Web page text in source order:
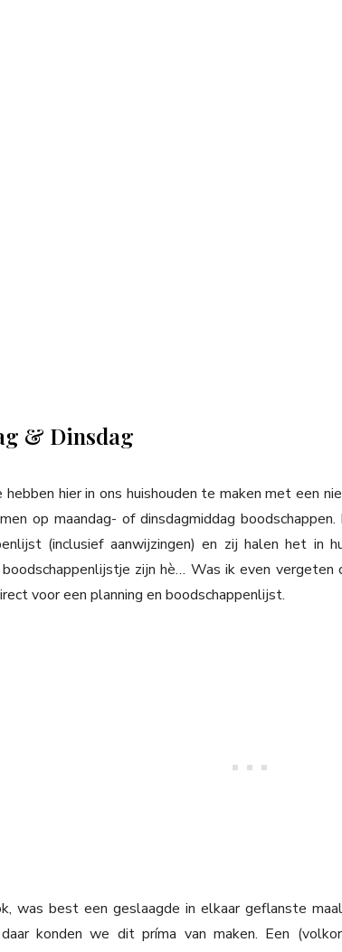
& Dinsdag
hebben hier in ons huishouden te maken met een
op maandag- of dinsdagmiddag
(inclusief aanwijzingen) en zij halen het in
zijn hè… Was ik even
voor een planning en boodschappenlijst.
was best een geslaagde in elkaar geflanste
konden we dit príma van maken. Een